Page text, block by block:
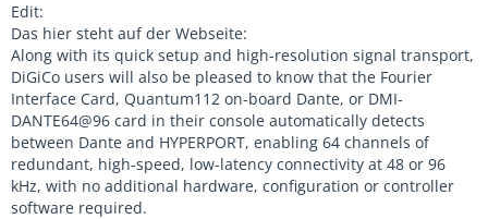
Edit:
Das hier steht auf der Webseite:
Along with its quick setup and high-resolution signal transport,
DiGiCo users will also be pleased to know that the Fourier
Interface Card, Quantum112 on-board Dante, or DMI-
DANTE64@96 card in their console automatically detects
between Dante and HYPERPORT, enabling 64 channels of
redundant, high-speed, low-latency connectivity at 48 or 96
kHz, with no additional hardware, configuration or controller
software required.